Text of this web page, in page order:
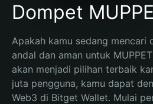
Dompet
Apakah kamu sedang mencari
andal dan aman untuk
akan menjadi pilihan terbaik
juta pengguna, kamu dapat
Web3 di Bitget Wallet. Mulai